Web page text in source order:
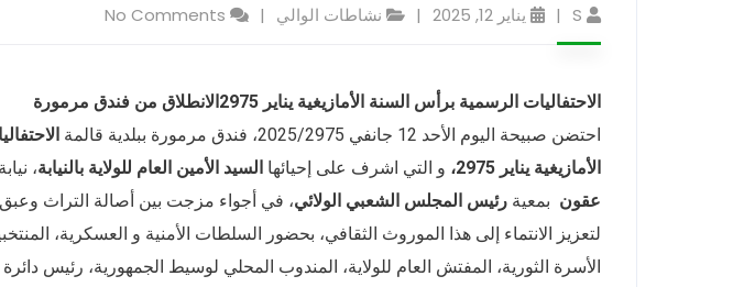
S يناير 12, 2025 نشاطات الوالي No Comments
الاحتفاليات الرسمية برأس السنة الأمازيغية يناير 2975الانطلاق من فندق مرمورة
احتضن صبيحة اليوم الأحد 12 جانفي 2025/2975، فندق مرمورة ببلدية قالمة
الأمازيغية يناير 2975،
و التي اشرف على إحيائها السيد الأمين العام للولاية بالنيابة،
عقون بمعية رئيس المجلس الشعبي الولائي، في أجواء مزجت بين أصالة التراث
لتعزيز الانتماء إلى هذا الموروث الثقافي، بحضور السلطات الأمنية و العسكرية،
الأسرة الثورية، المفتش العام للولاية، المندوب المحلي لوسيط الجمهورية، رئيس دائرة